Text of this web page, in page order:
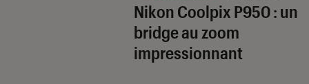
Nikon Coolpix P950 : un
bridge au zoom
impressionnant